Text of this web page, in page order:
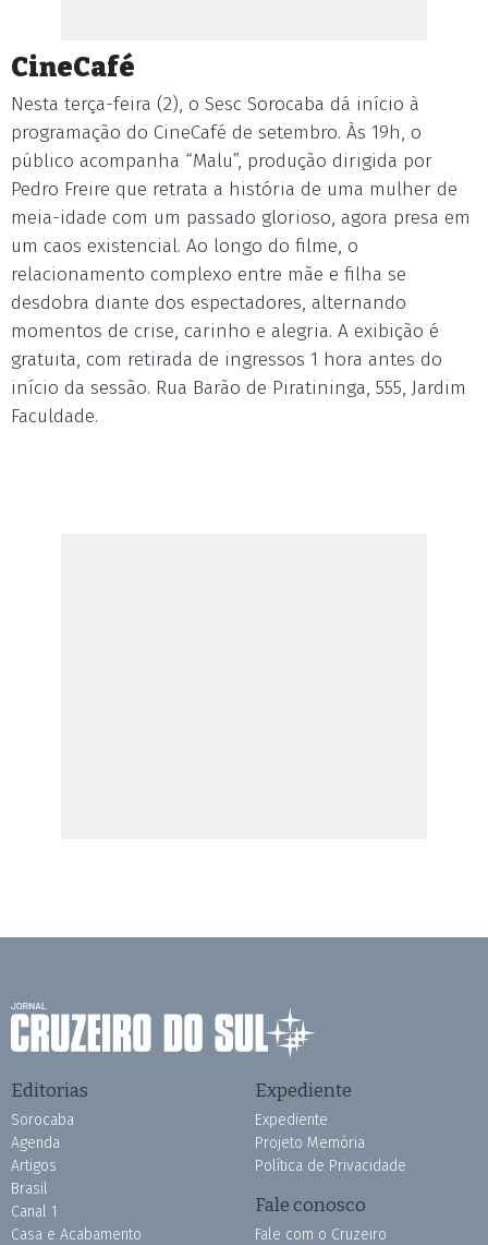
CineCafé
Nesta terça-feira (2), o Sesc Sorocaba dá início à
programação do CineCafé de setembro. Às 19h, o
público acompanha “Malu”, produção dirigida por
Pedro Freire que retrata a história de uma mulher de
meia-idade com um passado glorioso, agora presa em
um caos existencial. Ao longo do filme, o
relacionamento complexo entre mãe e filha se
desdobra diante dos espectadores, alternando
momentos de crise, carinho e alegria. A exibição é
gratuita, com retirada de ingressos 1 hora antes do
início da sessão. Rua Barão de Piratininga, 555, Jardim
Faculdade.
Editorias
Sorocaba
Agenda
Artigos
Brasil
Canal 1
Casa e Acabamento
Expediente
Expediente
Projeto Memória
Política de Privacidade
Fale conosco
Fale com o Cruzeiro